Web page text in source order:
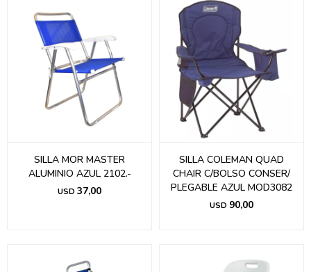
SILLA MOR MASTER
ALUMINIO AZUL 2102.-
USD 37,00
SILLA COLEMAN QUAD
CHAIR C/BOLSO CONSER/
PLEGABLE AZUL MOD3082
USD 90,00